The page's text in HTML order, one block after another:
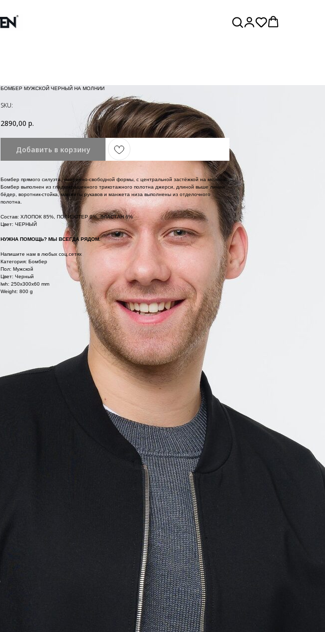
БОМБЕР МУЖСКОЙ ЧЕРНЫЙ НА МОЛНИИ
SKU:
2890,00 р.
Добавить в корзину
Бомбер прямого силуэта, умеренно-свободной формы, с центральной застёжкой на молнию.
Бомбер выполнен из гладкокрашенного трикотажного полотна джерси, длиной выше линии
бёдер, воротник-стойка, манжеты рукавов и манжета низа выполнены из отделочного
полотна.
Состав: ХЛОПОК 85%, ПОЛИЭСТЕР 9%, ЭЛАСТАН 6%
Цвет: ЧЕРНЫЙ
НУЖНА ПОМОЩЬ? МЫ ВСЕГДА РЯДОМ.
Напишите нам в любых соц.сетях
Категория: Бомбер
Пол: Мужской
Цвет: Черный
lwh: 250x300x60 mm
Weight: 800 g